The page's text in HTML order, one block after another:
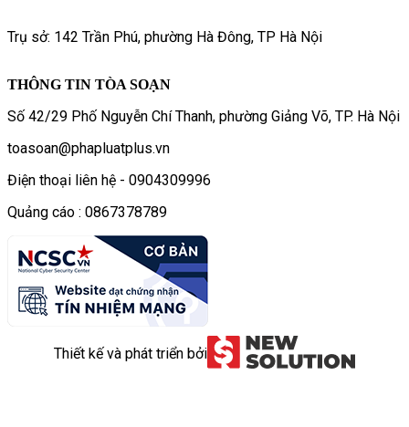
Trụ sở: 142 Trần Phú, phường Hà Đông, TP Hà Nội
THÔNG TIN TÒA SOẠN
Số 42/29 Phố Nguyễn Chí Thanh, phường Giảng Võ, TP. Hà Nội
toasoan@phapluatplus.vn
Điện thoại liên hệ - 0904309996
Quảng cáo : 0867378789
Thiết kế và phát triển bởi